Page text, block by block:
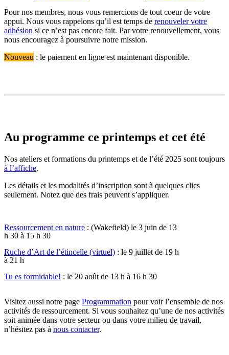
Pour nos membres, nous vous remercions de tout coeur de votre
appui. Nous vous rappelons qu’il est temps de renouveler votre
adhésion si ce n’est pas encore fait. Par votre renouvellement, vous
nous encouragez à poursuivre notre mission.
Nouveau : le paiement en ligne est maintenant disponible.
Au programme ce printemps et cet été
Nos ateliers et formations du printemps et de l’été 2025 sont toujours
à l’affiche.
Les détails et les modalités d’inscription sont à quelques clics
seulement. Notez que des frais peuvent s’appliquer.
Ressourcement en nature : (Wakefield) le 3 juin de 13
h 30 à 15 h 30
Ruche d’Art de l’étincelle (virtuel) : le 9 juillet de 19 h
à 21 h
Tu es formidable! : le 20 août de 13 h à 16 h 30
Visitez aussi notre page Programmation pour voir l’ensemble de nos
activités de ressourcement. Si vous souhaitez qu’une de nos activités
soit animée dans votre secteur ou dans votre milieu de travail,
n’hésitez pas à nous contacter.